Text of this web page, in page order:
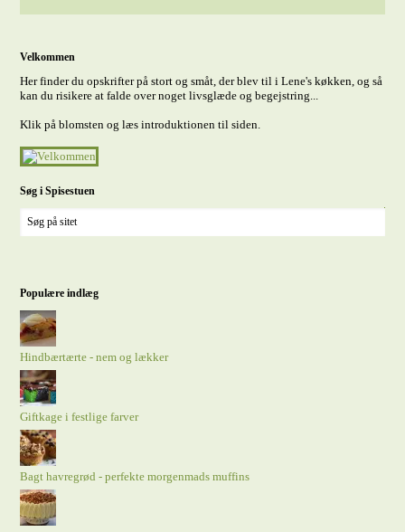
Velkommen
Her finder du opskrifter på stort og småt, der blev til i Lene's køkken, og så
kan du risikere at falde over noget livsglæde og begejstring...
Klik på blomsten og læs introduktionen til siden.
Søg i Spisestuen
Populære indlæg
Hindbærtærte - nem og lækker
Giftkage i festlige farver
Bagt havregrød - perfekte morgenmads muffins